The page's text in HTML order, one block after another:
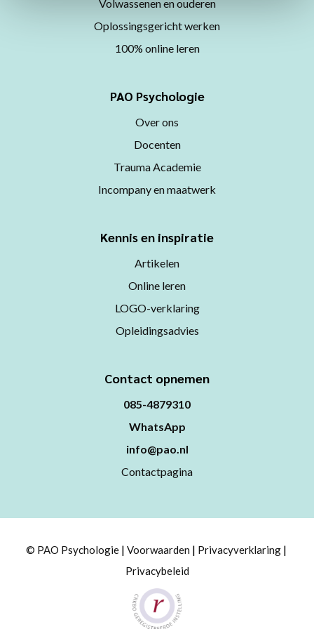
Volwassenen en ouderen
Oplossingsgericht werken
100% online leren
PAO Psychologie
Over ons
Docenten
Trauma Academie
Incompany en maatwerk
Kennis en inspiratie
Artikelen
Online leren
LOGO-verklaring
Opleidingsadvies
Contact opnemen
085-4879310
WhatsApp
info@pao.nl
Contactpagina
© PAO Psychologie Voorwaarden
Privacyverklaring
Privacybeleid